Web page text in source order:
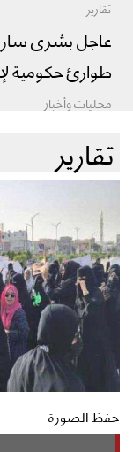
تقارير
عاجل بشرى
طوارئ حكومية
محليات وأخبار
تقارير
حفظ الصورة